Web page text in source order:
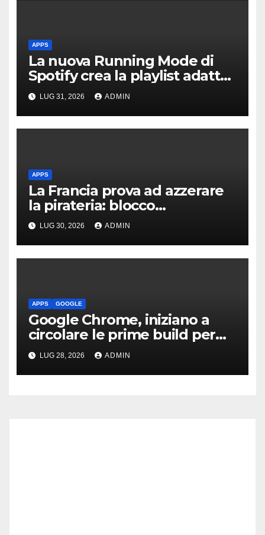
APPS
La nuova Running Mode di
Spotify crea la playlist adatta
a ogni corsa
LUG 31, 2026 ADMIN
APPS
La Francia prova ad azzerare
la pirateria: blocco
automatico per lo sport in
streaming
LUG 30, 2026 ADMIN
APPS GOOGLE
Google Chrome, iniziano a
circolare le prime build per
Linux ARM64
LUG 28, 2026 ADMIN